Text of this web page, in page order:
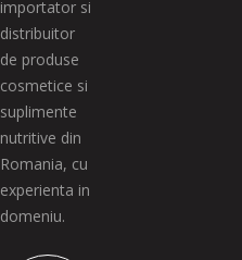
importator si
distribuitor
de produse
cosmetice si
suplimente
nutritive din
Romania, cu
experienta in
domeniu.